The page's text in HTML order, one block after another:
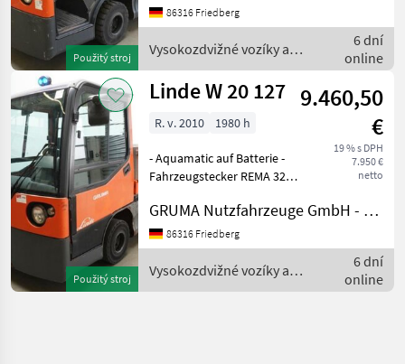
Použitý stroj
Spannungswandler -
Stahlrahmen + Front-, Dach
- und Heckscheibe - Bau
86316 Friedberg
Vysokozdvižné vozíky a
skladová technika / Linde
6 dní
online
Použitý stroj
Linde W 20 127 9.460,50
€
19 % s DPH
7.950 €
netto
R. v. 2010 1980 h
- Aquamatic auf Batterie -
Fahrzeugstecker REMA 320A
ohne Rollen -
Spannungswandler -
Vollkabine - Bauhöhe durch
Fahrerschutzdach: 1820
GRUMA Nutzfahrzeuge GmbH - Staplertechnik
86316 Friedberg
Vysokozdvižné vozíky a
skladová technika / Linde
6 dní
online